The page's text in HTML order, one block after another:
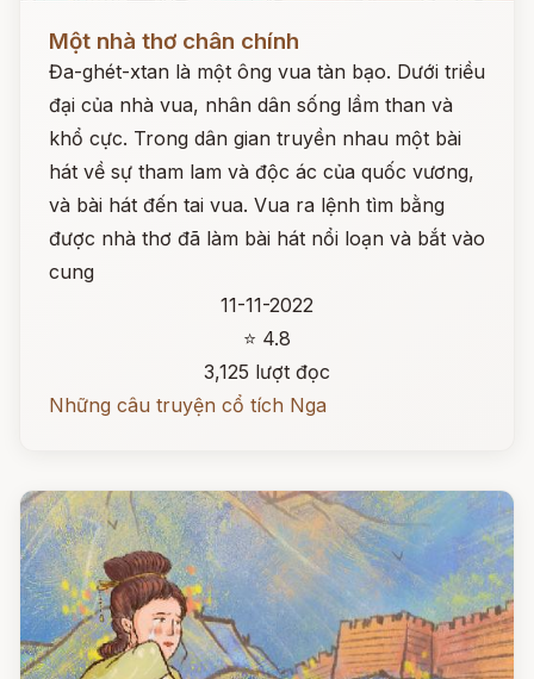
Một nhà thơ chân chính
Đa-ghét-xtan là một ông vua tàn bạo. Dưới triều
đại của nhà vua, nhân dân sống lầm than và
khổ cực. Trong dân gian truyền nhau một bài
hát về sự tham lam và độc ác của quốc vương,
và bài hát đến tai vua. Vua ra lệnh tìm bằng
được nhà thơ đã làm bài hát nổi loạn và bắt vào
cung
11-11-2022
⭐ 4.8
3,125 lượt đọc
Những câu truyện cổ tích Nga